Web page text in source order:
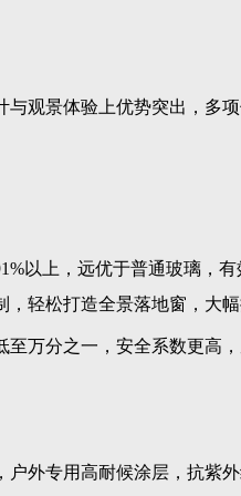
观景体验上优势突出，多
以上，远优于普通玻璃，
轻松打造全景落地窗，大
万分之一，安全系数更高，
户外专用高耐候涂层，抗紫